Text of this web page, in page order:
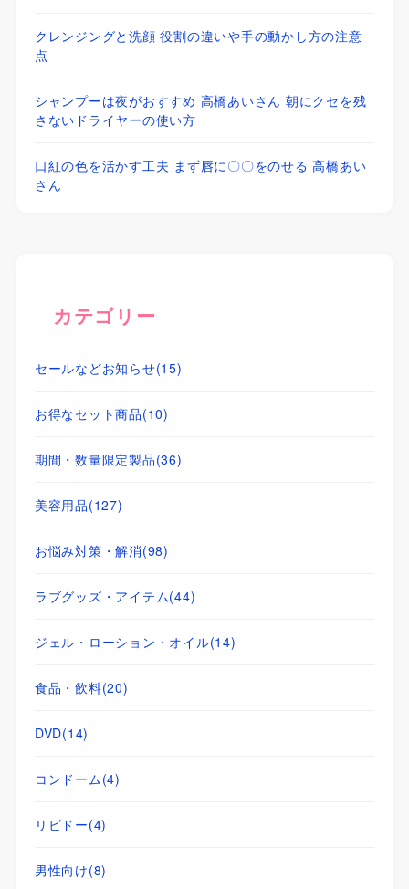
クレンジングと洗顔 役割の違いや手の動かし方の注意
点
シャンプーは夜がおすすめ 高橋あいさん 朝にクセを残
さないドライヤーの使い方
口紅の色を活かす工夫 まず唇に〇〇をのせる 高橋あい
さん
カテゴリー
セールなどお知らせ(15)
お得なセット商品(10)
期間・数量限定製品(36)
美容用品(127)
お悩み対策・解消(98)
ラブグッズ・アイテム(44)
ジェル・ローション・オイル(14)
食品・飲料(20)
DVD(14)
コンドーム(4)
リビドー(4)
男性向け(8)